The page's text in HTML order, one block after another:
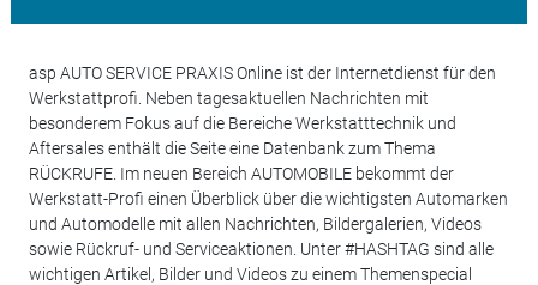
asp AUTO SERVICE PRAXIS Online ist der Internetdienst für den
Werkstattprofi. Neben tagesaktuellen Nachrichten mit
besonderem Fokus auf die Bereiche Werkstatttechnik und
Aftersales enthält die Seite eine Datenbank zum Thema
RÜCKRUFE. Im neuen Bereich AUTOMOBILE bekommt der
Werkstatt-Profi einen Überblick über die wichtigsten Automarken
und Automodelle mit allen Nachrichten, Bildergalerien, Videos
sowie Rückruf- und Serviceaktionen. Unter #HASHTAG sind alle
wichtigen Artikel, Bilder und Videos zu einem Themenspecial